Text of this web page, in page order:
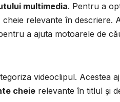
multimedia. Pentru a
relevante în descriere.
a ajuta motoarele de
videoclipul. Acestea
cheie relevante în titlul și